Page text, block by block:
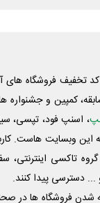
تخفیف فروشگاه های
کمپین و جشنواره
، اسنپ فود، تپسی،
این وبسایت ‌هاست.
تاکسی اینترنتی،
دسترسی پیدا کنند.
شدن فروشگاه ها در